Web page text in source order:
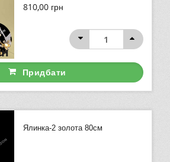
810,00 грн
Придбати
Ялинка-2 золота 80см